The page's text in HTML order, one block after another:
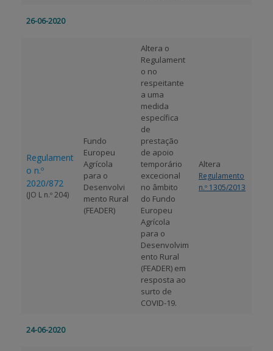
26-06-2020
Regulament
o n.º
2020/872
(JO L n.º 204)
Fundo
Europeu
Agrícola
para o
Desenvolvi
mento Rural
(FEADER)
Altera o
Regulament
o no
respeitante
a uma
medida
específica
de
prestação
de apoio
temporário
excecional
no âmbito
do Fundo
Europeu
Agrícola
para o
Desenvolvim
ento Rural
(FEADER) em
resposta ao
surto de
COVID-19.
Altera
Regulamento
n.º 1305/2013
24-06-2020